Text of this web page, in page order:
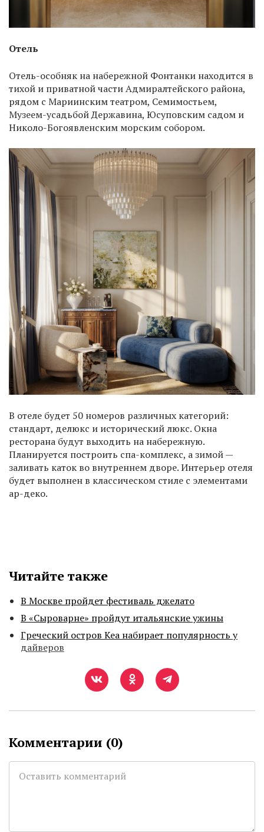
Отель
Отель-особняк на набережной Фонтанки находится в
тихой и приватной части Адмиралтейского района,
рядом с Мариинским театром, Семимостьем,
Музеем-усадьбой Державина, Юсуповским садом и
Николо-Богоявленским морским собором.
В отеле будет 50 номеров различных категорий:
стандарт, делюкс и исторический люкс. Окна
ресторана будут выходить на набережную.
Планируется построить спа-комплекс, а зимой —
заливать каток во внутреннем дворе. Интерьер отеля
будет выполнен в классическом стиле с элементами
ар-деко.
Читайте также
В Москве пройдет фестиваль джелато
В «Сыроварне» пройдут итальянские ужины
Греческий остров Кеа набирает популярность у
дайверов
Комментарии (0)